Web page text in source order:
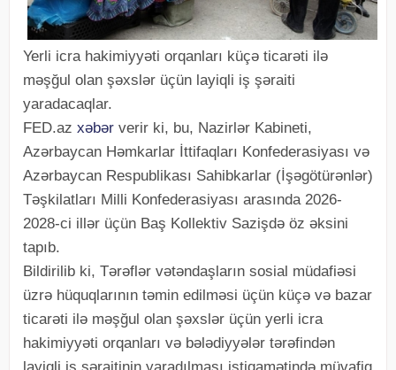
Yerli icra hakimiyyəti orqanları küçə ticarəti ilə
məşğul olan şəxslər üçün layiqli iş şəraiti
yaradacaqlar.
FED.az xəbər verir ki, bu, Nazirlər Kabineti,
Azərbaycan Həmkarlar İttifaqları Konfederasiyası və
Azərbaycan Respublikası Sahibkarlar (İşəgötürənlər)
Təşkilatları Milli Konfederasiyası arasında 2026-
2028-ci illər üçün Baş Kollektiv Sazişdə öz əksini
tapıb.
Bildirilib ki, Tərəflər vətəndaşların sosial müdafiəsi
üzrə hüquqlarının təmin edilməsi üçün küçə və bazar
ticarəti ilə məşğul olan şəxslər üçün yerli icra
hakimiyyəti orqanları və bələdiyyələr tərəfindən
layiqli iş şəraitinin yaradılması istiqamətində müvafiq